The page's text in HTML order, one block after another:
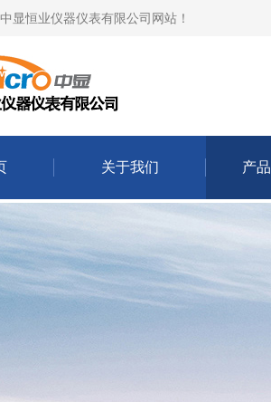
显恒业仪器仪表有限公司网站 ！
关于我们 产